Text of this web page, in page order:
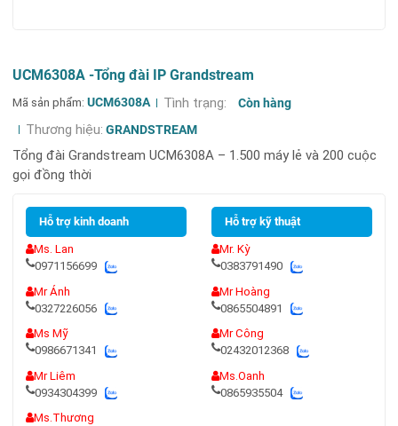
UCM6308A -Tổng đài IP Grandstream
Mã sản phẩm:UCM6308A Tình trạng: Còn hàng
Thương hiệu: GRANDSTREAM
Tổng đài Grandstream UCM6308A – 1.500 máy lẻ và 200 cuộc
gọi đồng thời
Hỗ trợ kinh doanh
Ms. Lan
0971156699
Mr Ánh
0327226056
Ms Mỹ
0986671341
Mr Liêm
0934304399
Ms.Thương
Hỗ trợ kỹ thuật
Mr. Kỳ
0383791490
Mr Hoàng
0865504891
Mr Công
02432012368
Ms.Oanh
0865935504